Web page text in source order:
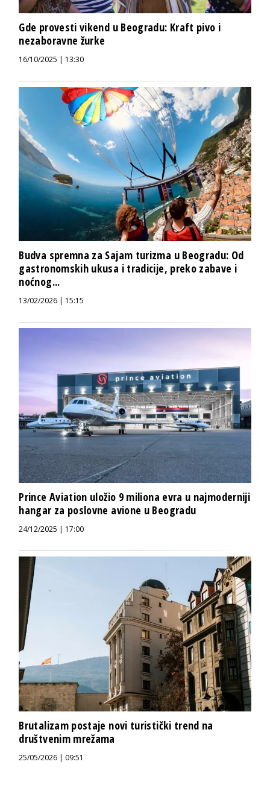
Gde provesti vikend u Beogradu: Kraft pivo i
nezaboravne žurke
16/10/2025 | 13:30
Budva spremna za Sajam turizma u Beogradu: Od
gastronomskih ukusa i tradicije, preko zabave i
noćnog...
13/02/2026 | 15:15
Prince Aviation uložio 9 miliona evra u najmoderniji
hangar za poslovne avione u Beogradu
24/12/2025 | 17:00
Brutalizam postaje novi turistički trend na
društvenim mrežama
25/05/2026 | 09:51